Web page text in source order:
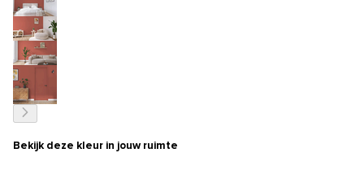
Bekijk deze kleur in jouw ruimte